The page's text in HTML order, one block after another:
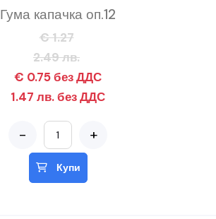
Гума капачка оп.12
€ 1.27
2.49 лв.
€ 0.75 без ДДС
1.47 лв. без ДДС
- +
Купи